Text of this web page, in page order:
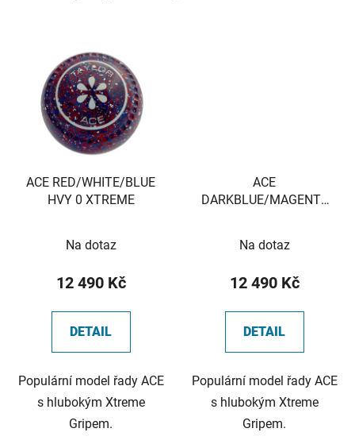
ACE RED/WHITE/BLUE
HVY 0 XTREME
Na dotaz
12 490 Kč
DETAIL
Populární model řady ACE
s hlubokým Xtreme
Gripem.
ACE
DARKBLUE/MAGENTA
Na dotaz
12 490 Kč
DETAIL
Populární model řady ACE
s hlubokým Xtreme
Gripem.